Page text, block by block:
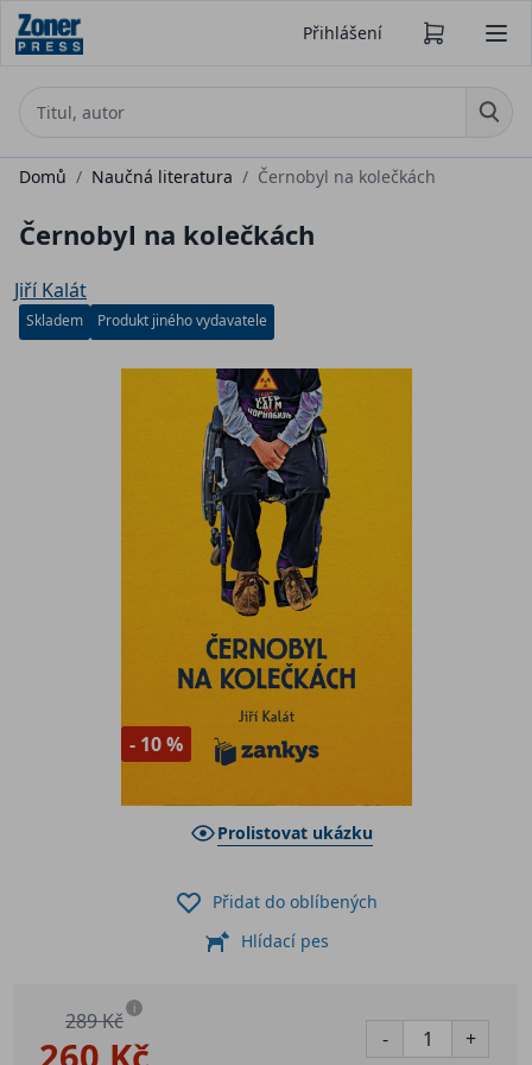
Přihlášení
Domů / Naučná literatura / Černobyl na kolečkách
Černobyl na kolečkách
Jiří Kalát
Skladem Produkt jiného vydavatele
- 10 %
Prolistovat ukázku
289 Kč i
- +
Přidat do oblíbených
Hlídací pes